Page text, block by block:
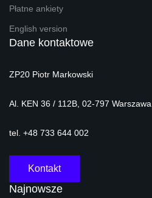
Płatne ankiety
English version
Dane kontaktowe
ZP20 Piotr Markowski
Al. KEN 36 / 112B, 02-797 Warszawa
tel. +48 733 644 002
Kontakt
Najnowsze